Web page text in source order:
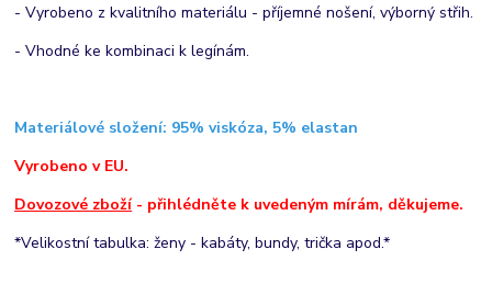
- Vyrobeno z kvalitního materiálu - příjemné nošení, výborný střih.
- Vhodné ke kombinaci k legínám.
Materiálové složení: 95% viskóza, 5% elastan
Vyrobeno v EU.
Dovozové zboží- přihlédněte k uvedeným mírám, děkujeme.
*Velikostní tabulka: ženy - kabáty, bundy, trička apod.*